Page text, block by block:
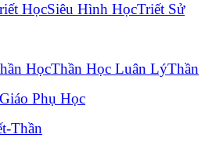
HọcSiêu Hình HọcTriết Sử
HọcThần Học Luân LýThần
Giáo Phụ Học
Thần